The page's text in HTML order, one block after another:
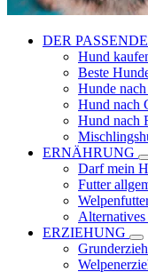
DER
Hund
Beste
Hunde
Hund nach
Hund nach
ERNÄHRUNG
Darf mein
Futter
ERZIEHUNG